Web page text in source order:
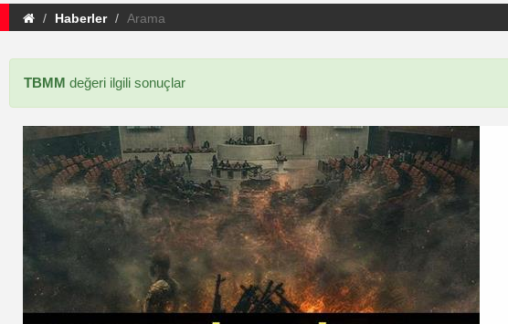
Haberler Arama
TBMM değeri ilgili sonuçlar